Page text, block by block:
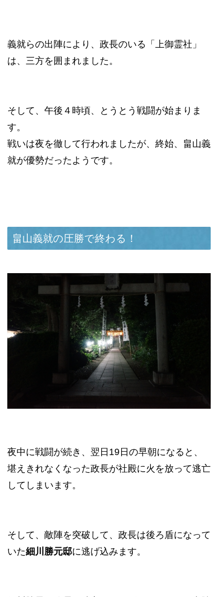
義就らの出陣により、政長のいる「上御霊社」
は、三方を囲まれました。
そして、午後４時頃、とうとう戦闘が始まりま
す。
戦いは夜を徹して行われましたが、終始、畠山義
就が優勢だったようです。
畠山義就の圧勝で終わる！
夜中に戦闘が続き、翌日19日の早朝になると、
堪えきれなくなった政長が社殿に火を放って逃亡
してしまいます。
そして、敵陣を突破して、政長は後ろ盾になって
いた細川勝元邸に逃げ込みます。